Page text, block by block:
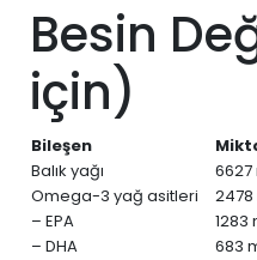
Besin
için)
Bileşen
Balık yağı
6627
Omega-3 yağ asitleri
– EPA
1283
– DHA
683